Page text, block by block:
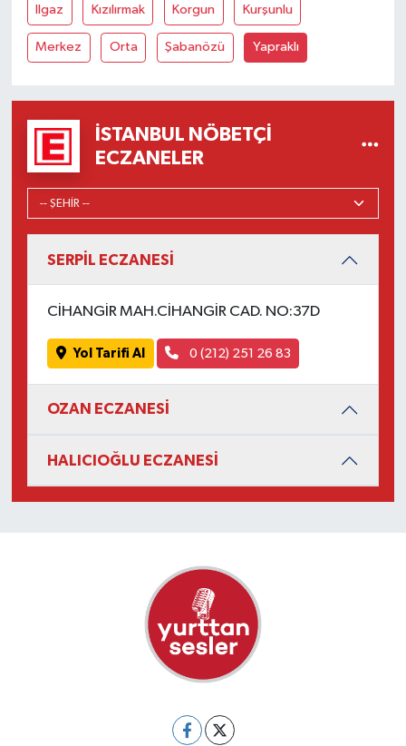
Ilgaz Kızılırmak Korgun Kurşunlu
Merkez Orta Şabanözü Yapraklı
İSTANBUL NÖBETÇI
ECZANELER
SERPİL ECZANESİ
CİHANGİR MAH.CİHANGİR CAD. NO:37D
Yol Tarifi Al 0 (212) 251 26 83
OZAN ECZANESİ
HALICIOĞLU ECZANESİ